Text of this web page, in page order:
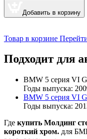
Добавить в корзину
Товар в корзине
Подходит для
BMW 5 серия VI
Годы выпуска:
BMW 5 серия VI
Годы выпуска:
Где купить Молдинг
короткий хром. для